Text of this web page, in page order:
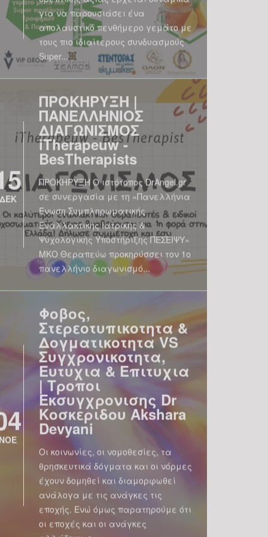
για να παρουσιάσει ένα
απολαυστικό πενθήμερο γεμάτο με
τους πιο ιδιαίτερους συνδυασμούς
Super...
ΔΕΚ
ΠΡΟΚΗΡΥΞΗ |
ΠΑΝΕΛΛΗΝΙΟΣ
ΔΙΑΓΩΝΙΣΜΟΣ
iTherapeuw -
BesTherapists
ΠΡΟΚΗΡΥΞΗ Ο ιστότοπος DrAngel.gr
σε συνεργασία με τη «Πανελλήνια
Ένωση Συμπληρωματικής
Εναλλακτικής Ιατρικής &
Ψυχολογικής Υποστήριξης ΠΕΣΕΙΨΥ»
ΜΚΟ Θεραπεύω προκηρύσσει τον 1ο
πανελλήνιο διαγωνισμό...
ΝΟΕ
Φοβος,
Στερεοτυπικοτητα &
Δογματικοτητα VS
Συγχρονικοτητα,
Ευτυχια & Επιτυχια
| Τροποι
Εκσυγχρονισης Dr
Κοσκεριδου Akshara
Devyani
Οι κοινωνίες, οι νομοθεσίες, τα
θρησκευτικά δόγματα και οι νόρμες
έχουν δομηθεί και διαμορφωθεί
ανάλογα με τις ανάγκες τις
εποχής. Ενώ όμως παρατηρούμε ότι
οι εποχές και οι ανάγκες
αλλάζουν, ο...